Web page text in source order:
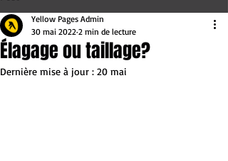
Élagage ou taillage?
Yellow Pages Admin
30 mai 2022 2 min de lecture
Dernière mise à jour : 20 mai